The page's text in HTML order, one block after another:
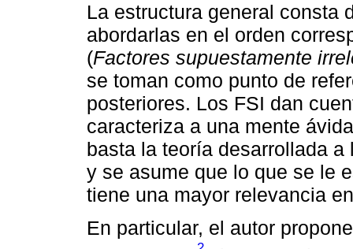
La estructura general consta
abordarlas en el orden
(Factores supuestamente
se toman como punto de
posteriores. Los FSI dan
caracteriza a una mente
basta la teoría desarrollada
y se asume que lo que se le
tiene una mayor relevancia
En particular, el autor